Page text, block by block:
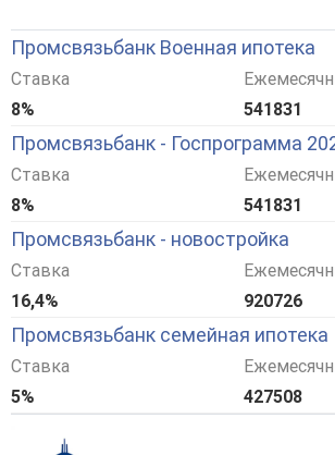
Промсвязьбанк Военная ипотека
Ставка
8%
541831
Промсвязьбанк - Госпрограмма
Ставка
8%
541831
Промсвязьбанк - новостройка
Ставка
16,4%
920726
Промсвязьбанк семейная ипотека
Ставка
5%
427508